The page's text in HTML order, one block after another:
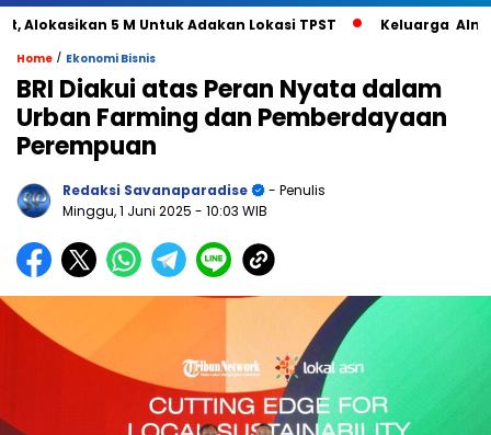
5 M Untuk Adakan Lokasi TPST Keluarga Alm
Home / Ekonomi Bisnis
BRI Diakui atas Peran Nyata dalam
Urban Farming dan Pemberdayaan
Perempuan
Redaksi Savanaparadise
- Penulis
Minggu, 1 Juni 2025 - 10:03 WIB